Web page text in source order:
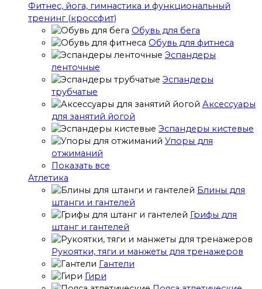
Фитнес, йога, гимнастика и функциональный
тренинг (кроссфит)
Обувь для бега
Обувь для фитнеса
Эспандеры
ленточные
Эспандеры
трубчатые
Аксессуары
для занятий йогой
Эспандеры кистевые
Упоры для
отжиманий
Показать все
Атлетика
Блины для
штанги и гантелей
Грифы для
штанг и гантелей
Рукоятки, тяги и манжеты для тренажеров
Гантели
Гири